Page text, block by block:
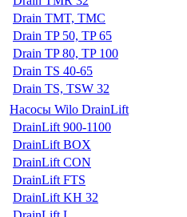
Drain TMT, TMC
Drain TP 50, TP 65
Drain TP 80, TP 100
Drain TS 40-65
Drain TS, TSW 32
Насосы Wilo DrainLift
DrainLift 900-1100
DrainLift BOX
DrainLift CON
DrainLift FTS
DrainLift KH 32